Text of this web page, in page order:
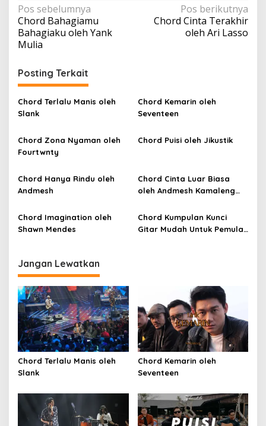
N
a
v
g
a
s
p
o
s
Pos sebelumnya
Chord Bahagiamu
Bahagiaku oleh Yank
Mulia
Pos berikutnya
Chord Cinta Terakhir
oleh Ari Lasso
Posting Terkait
Chord Terlalu Manis oleh
Slank
Chord Kemarin oleh
Seventeen
Chord Zona Nyaman oleh
Fourtwnty
Chord Puisi oleh Jikustik
Chord Hanya Rindu oleh
Andmesh
Chord Cinta Luar Biasa
oleh Andmesh Kamaleng
SKA)
Chord Imagination oleh
Shawn Mendes
Chord Kumpulan Kunci
Gitar Mudah Untuk Pemula
Jangan Lewatkan
Chord Terlalu Manis oleh
Slank
Chord Kemarin oleh
Seventeen